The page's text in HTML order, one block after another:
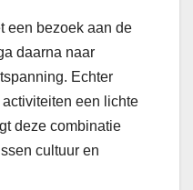
een bezoek aan de
daarna naar
Echter
een lichte
deze combinatie
cultuur en